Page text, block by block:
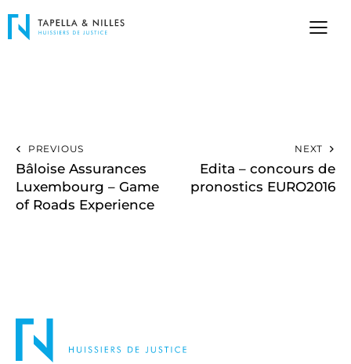
PREVIOUS
Bâloise Assurances
Luxembourg – Game
of Roads Experience
NEXT
Edita – concours de
pronostics EURO2016